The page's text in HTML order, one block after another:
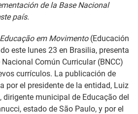
de la Base Nacional
país.
Educação em Movimento(Educación
este lunes 23 en Brasilia, presenta
Común Curricular (BNCC)
currículos. La publicación de
por el presidente de la entidad, Luiz
dirigente municipal de Educação del
estado de São Paulo, y por el